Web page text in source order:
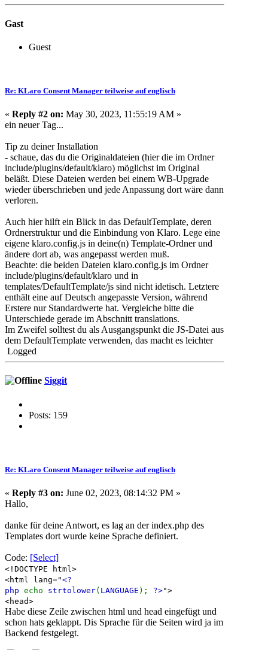
Gast
Guest
Re: KLaro Consent Manager teilweise auf englisch
« Reply #2 on: May 30, 2023, 11:55:19 AM »
ein neuer Tag...
Tip zu deiner Installation
- schaue, das du die Originaldateien (hier die im Ordner
include/plugins/default/klaro) möglichst im Original
beläßt. Diese Dateien werden bei einem WB-Upgrade
wieder überschrieben und jede Anpassung dort wäre dann
verloren.
Auch hier hilft ein Blick in das DefaultTemplate, deren
Ordnerstruktur und die Einbindung von Klaro. Lege eine
eigene klaro.config.js in deine(n) Template-Ordner und
ändere dort ab, was angepasst werden muß.
Beachte: die beiden Dateien klaro.config.js im Ordner
include/plugins/default/klaro und in
templates/DefaultTemplate/js sind nicht idetisch. Letztere
enthält eine auf Deutsch angepasste Version, während
Erstere nur Standardwerte hat. Vergleiche bitte die
Unterschiede gerade im Abschnitt translations.
Im Zweifel solltest du als Ausgangspunkt die JS-Datei aus
dem DefaultTemplate verwenden, das macht es leichter
Logged
Siggit
Posts: 159
Re: KLaro Consent Manager teilweise auf englisch
« Reply #3 on: June 02, 2023, 08:14:32 PM »
Hallo,
danke für deine Antwort, es lag an der index.php des
Templates dort wurde keine Sprache definiert.
Code: [Select]
<!DOCTYPE html>
<html lang="<?
php echo strtolower( LANGUAGE ); ?>">
<head>
Habe diese Zeile zwischen html und head eingefügt und
schon hats geklappt. Dis Sprache für die Seiten wird ja im
Backend festgelegt.